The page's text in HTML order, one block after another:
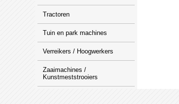
Tractoren
Tuin en park machines
Verreikers / Hoogwerkers
Zaaimachines /
Kunstmeststrooiers